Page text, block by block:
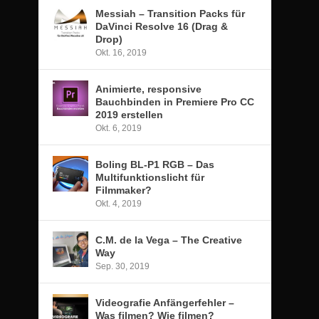
Messiah – Transition Packs für
DaVinci Resolve 16 (Drag &
Drop)
Okt. 16, 2019
Animierte, responsive
Bauchbinden in Premiere Pro CC
2019 erstellen
Okt. 6, 2019
Boling BL-P1 RGB – Das
Multifunktionslicht für
Filmmaker?
Okt. 4, 2019
C.M. de la Vega – The Creative
Way
Sep. 30, 2019
Videografie Anfängerfehler –
Was filmen? Wie filmen?